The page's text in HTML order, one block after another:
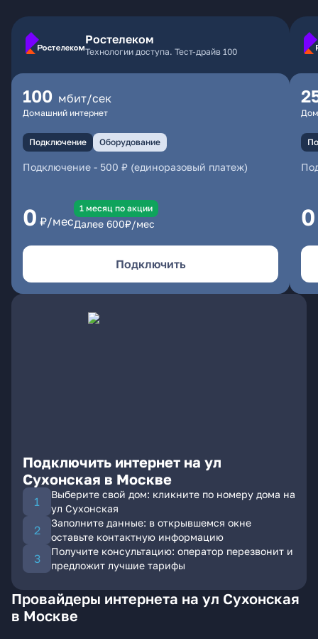
Ростелеком
Технологии доступа. Тест-драйв 100
100 мбит/сек
Домашний интернет
Подключение Оборудование
Подключение - 500 ₽ (единоразовый платеж)
0 ₽/мес
1 месяц по акции
Далее 600₽/мес
Подключить
0
Подключить интернет на ул
Сухонская в Москве
Выберите свой дом: кликните по номеру дома на
ул Сухонская
Заполните данные: в открывшемся окне
оставьте контактную информацию
Получите консультацию: оператор перезвонит и
предложит лучшие тарифы
Провайдеры интернета на ул Сухонская
в Москве